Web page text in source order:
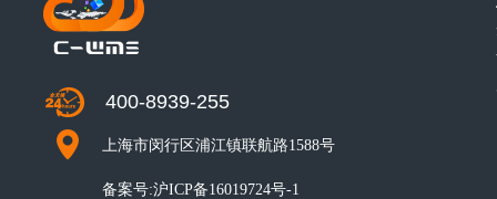
400-8939-255
上海市闵行区浦江镇联航路1588号
备案号:沪ICP备16019724号-1